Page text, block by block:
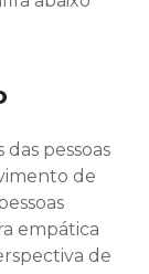
pessoas
de
empática
de